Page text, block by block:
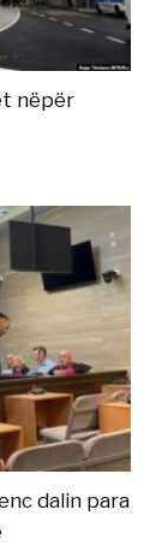
nëpër
dalin para